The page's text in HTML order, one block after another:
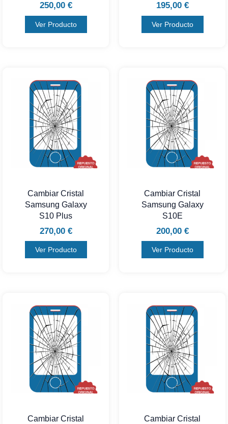
250,00 €
Ver Producto
195,00 €
Ver Producto
Cambiar Cristal
Samsung Galaxy
S10 Plus
270,00 €
Ver Producto
Cambiar Cristal
Samsung Galaxy
S10E
200,00 €
Ver Producto
Cambiar Cristal
Cambiar Cristal